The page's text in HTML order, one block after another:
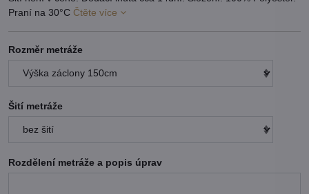
Praní na 30°C Čtěte více
Rozměr metráže
Šití metráže
Rozdělení metráže a popis úprav